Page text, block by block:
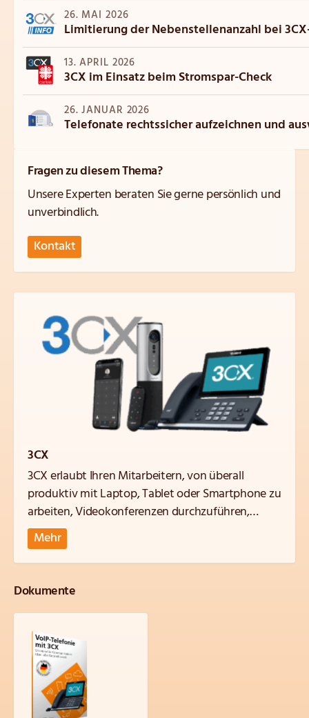
26. MAI 2026
Limitierung der Nebenstellenanzahl bei
13. APRIL 2026
3CX im Einsatz beim Stromspar-Check
26. JANUAR 2026
Telefonate rechtssicher aufzeichnen und
Fragen zu diesem Thema?
Unsere Experten beraten Sie gerne persönlich und
unverbindlich.
Kontakt
3CX
3CX erlaubt Ihren Mitarbeitern, von überall
produktiv mit Laptop, Tablet oder Smartphone zu
arbeiten, Videokonferenzen durchzuführen,
Kundenanfragen per Website-Livechat zu
bearbeiten und vieles mehr, was Sie von einer
marktführenden virtuellen Telefonanlage
erwarten dürfen.
Mehr
Dokumente